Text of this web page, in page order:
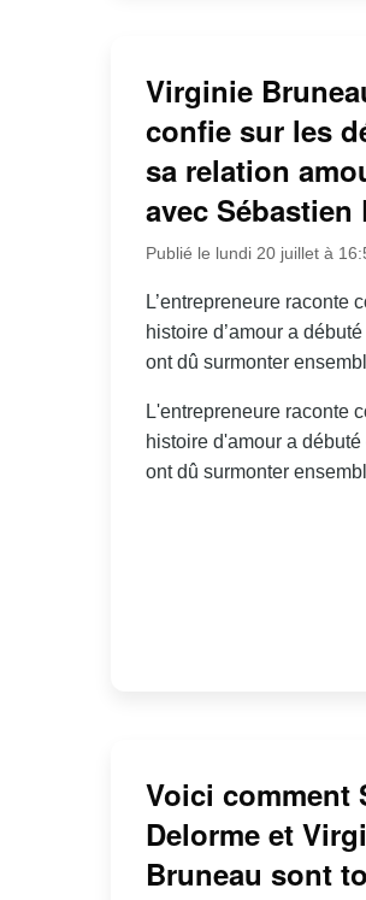
Virginie
confie sur les
sa relation
avec Sébastien
Publié le lundi 20 juillet à
L’entrepreneure raconte
histoire d’amour a
ont dû surmonter
L'entrepreneure raconte
histoire d'amour a
ont dû surmonter
Voici comment
Delorme et
Bruneau sont